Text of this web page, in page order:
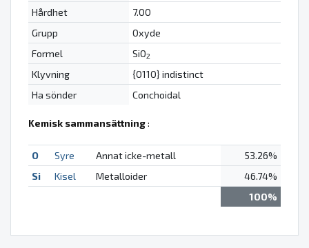
Hårdhet
7.00
Grupp
Oxyde
Formel
SiO2
Klyvning
{0110} indistinct
Ha sönder
Conchoidal
Kemisk sammansättning:
O Syre Annat icke-metall
53.26%
Si
Kisel Metalloider
46.74%
100%